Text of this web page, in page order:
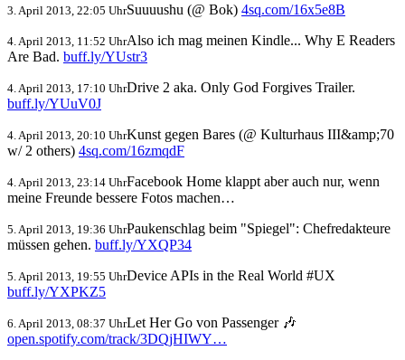
3. April 2013, 22:05 UhrSuuuushu (@ Bok) 4sq.com/16x5e8B
4. April 2013, 11:52 UhrAlso ich mag meinen Kindle... Why E Readers
Are Bad. buff.ly/YUstr3
4. April 2013, 17:10 UhrDrive 2 aka. Only God Forgives Trailer.
buff.ly/YUuV0J
4. April 2013, 20:10 UhrKunst gegen Bares (@ Kulturhaus III&amp;70
w/ 2 others) 4sq.com/16zmqdF
4. April 2013, 23:14 UhrFacebook Home klappt aber auch nur, wenn
meine Freunde bessere Fotos machen…
5. April 2013, 19:36 UhrPaukenschlag beim "Spiegel": Chefredakteure
müssen gehen. buff.ly/YXQP34
5. April 2013, 19:55 UhrDevice APIs in the Real World #UX
buff.ly/YXPKZ5
6. April 2013, 08:37 UhrLet Her Go von Passenger 🎶
open.spotify.com/track/3DQjHIWY…